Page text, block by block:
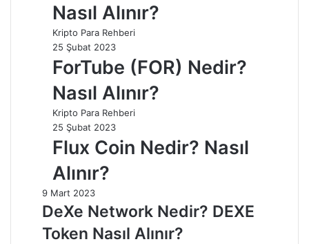
Nasıl Alınır?
Kripto Para Rehberi
25 Şubat 2023
ForTube (FOR) Nedir?
Nasıl Alınır?
Kripto Para Rehberi
25 Şubat 2023
Flux Coin Nedir? Nasıl
Alınır?
9 Mart 2023
DeXe Network Nedir? DEXE
Token Nasıl Alınır?